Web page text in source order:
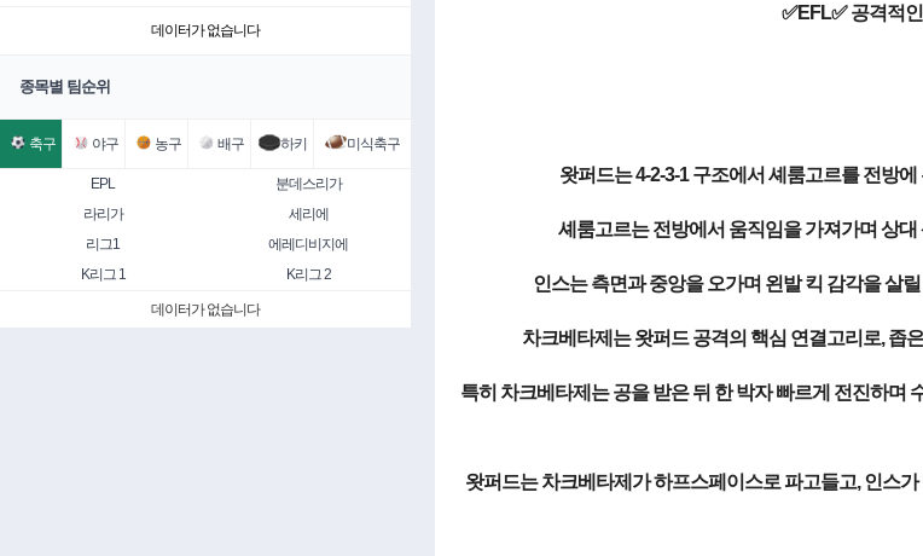
데이터가 없습니다
종목별 팀순위
축구 야구 농구 배구 하키 미식축구
EPL
분데스리가
라리가
세리에
리그1
에레디비지에
K리그 1
K리그 2
데이터가 없습니다
✅EFL✅ 공격적
왓퍼드는 4-2-3-1 구조에서 셰룸고르를 전방
셰룸고르는 전방에서 움직임을 가져가며 상
인스는 측면과 중앙을 오가며 왼발 킥 감각을 살
차크베타제는 왓퍼드 공격의 핵심 연결고리로, 좁
특히 차크베타제는 공을 받은 뒤 한 박자 빠르게 전진하며
왓퍼드는 차크베타제가 하프스페이스로 파고들고, 인스